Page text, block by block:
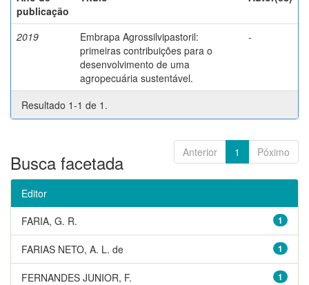
publicação
2019
Embrapa Agrossilvipastoril:
primeiras contribuições para o
desenvolvimento de uma
agropecuária sustentável.
-
Resultado 1-1 de 1.
Anterior 1 Póximo
Busca facetada
Editor
1
FARIA, G. R.
1
FARIAS NETO, A. L. de
1
FERNANDES JUNIOR, F.